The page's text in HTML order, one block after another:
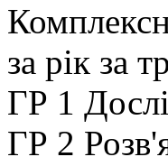
за рік за
ГР 1
ГР 2